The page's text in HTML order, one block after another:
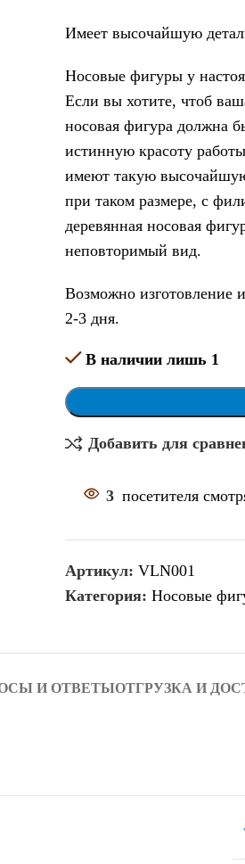
Имеет высочайшую
Носовые фигуры у
Если вы хотите, чтоб
носовая фигура должна
истинную красоту
имеют такую
при таком размере, с
деревянная носовая
неповторимый вид.
Возможно изготовление
2-3 дня.
В наличии лишь 1
Добавить для
3 посетителя
Артикул: VLN001
Категория: Носовые
И ОТВЕТЫОТГРУЗКА И